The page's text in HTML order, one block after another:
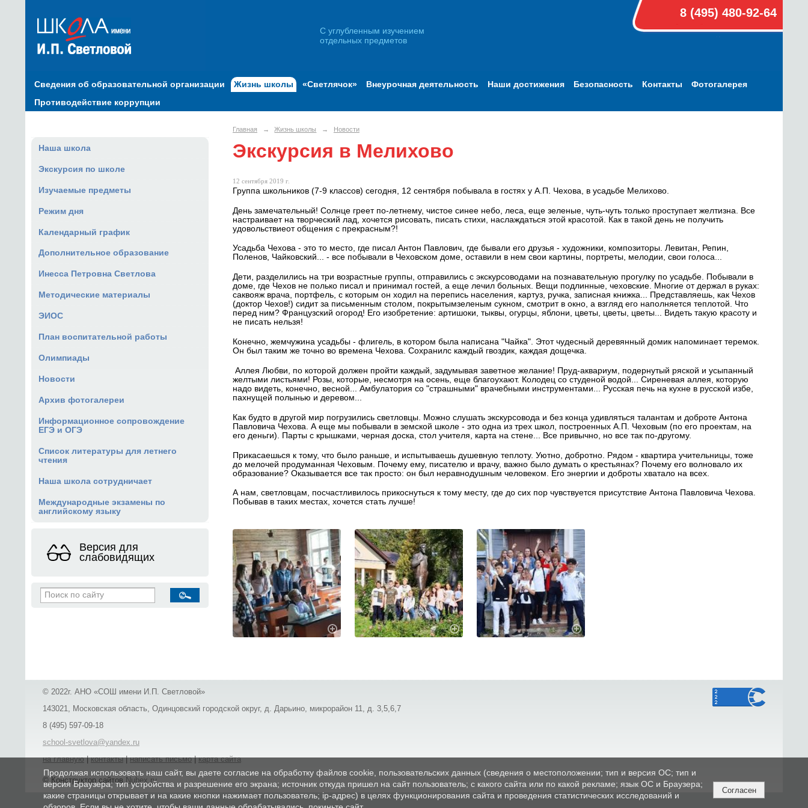
8 (495) 480-92-64
С углубленным изучением
отдельных предметов
Сведения об образовательной организации Жизнь школы «Светлячок» Внеурочная деятельность Наши достижения Безопасность Контакты
Фотогалерея
Противодействие коррупции
Наша школа
Экскурсия по школе
Изучаемые предметы
Режим дня
Календарный график
Дополнительное образование
Инесса Петровна Светлова
Методические материалы
ЭИОС
План воспитательной работы
Олимпиады
Новости
Архив фотогалереи
Информационное сопровождение
ЕГЭ и ОГЭ
Список литературы для летнего
чтения
Наша школа сотрудничает
Международные экзамены по
английскому языку
Версия для
слабовидящих
Главная → Жизнь школы → Новости
Экскурсия в Мелихово
12 сентября 2019 г.
Группа школьников (7-9 классов) сегодня, 12 сентября побывала в гостях у А.П. Чехова, в усадьбе Мелихово.
День замечательный! Солнце греет по-летнему, чистое синее небо, леса, еще зеленые, чуть-чуть только проступает желтизна. Все
настраивает на творческий лад, хочется рисовать, писать стихи, наслаждаться этой красотой. Как в такой день не получить
удовольствиеот общения с прекрасным?!
Усадьба Чехова - это то место, где писал Антон Павлович, где бывали его друзья - художники, композиторы. Левитан, Репин,
Поленов, Чайковский... - все побывали в Чеховском доме, оставили в нем свои картины, портреты, мелодии, свои голоса...
Дети, разделились на три возрастные группы, отправились с экскурсоводами на познавательную прогулку по усадьбе. Побывали в
доме, где Чехов не полько писал и принимал гостей, а еще лечил больных. Вещи подлинные, чеховские. Многие от держал в руках:
саквояж врача, портфель, с которым он ходил на перепись населения, картуз, ручка, записная книжка... Представляешь, как Чехов
(доктор Чехов!) сидит за письменным столом, покрытымзеленым сукном, смотрит в окно, а взгляд его наполняется теплотой. Что
перед ним? Французский огород! Его изобретение: артишоки, тыквы, огурцы, яблони, цветы, цветы, цветы... Видеть такую красоту и
не писать нельзя!
Конечно, жемчужина усадьбы - флигель, в котором была написана "Чайка". Этот чудесный деревянный домик напоминает теремок.
Он был таким же точно во времена Чехова. Сохранилс каждый гвоздик, каждая дощечка.
Аллея Любви, по которой должен пройти каждый, задумывая заветное желание! Пруд-аквариум, подернутый ряской и усыпанный
желтыми листьями! Розы, которые, несмотря на осень, еще благоухают. Колодец со студеной водой... Сиреневая аллея, которую
надо видеть, конечно, весной... Амбулатория со "страшными" врачебными инструментами... Русская печь на кухне в русской избе,
пахнущей полынью и деревом...
Как будто в другой мир погрузились светловцы. Можно слушать экскурсовода и без конца удивляться талантам и доброте Антона
Павловича Чехова. А еще мы побывали в земской школе - это одна из трех школ, построенных А.П. Чеховым (по его проектам, на
его деньги). Парты с крышками, черная доска, стол учителя, карта на стене... Все привычно, но все так по-другому.
Прикасаешься к тому, что было раньше, и испытываешь душевную теплоту. Уютно, добротно. Рядом - квартира учительницы, тоже
до мелочей продуманная Чеховым. Почему ему, писателю и врачу, важно было думать о крестьянах? Почему его волновало их
образование? Оказывается все так просто: он был неравнодушным человеком. Его энергии и доброты хватало на всех.
А нам, светловцам, посчастливилось прикоснуться к тому месту, где до сих пор чувствуется присутствие Антона Павловича Чехова.
Побывав в таких местах, хочется стать лучше!
© 2022г. АНО «СОШ имени И.П. Светловой»
143021, Московская область, Одинцовский городской округ, д. Дарьино, микрорайон 11, д. 3,5,6,7
8 (495) 597-09-18
school-svetlova@yandex.ru
на главную|контакты|написать письмо|карта сайта
© Конструктор сайтов Nubex.ru
Продолжая использовать наш сайт, вы даете согласие на обработку файлов cookie, пользовательских данных (сведения о местоположении; тип и версия ОС; тип и
версия Браузера; тип устройства и разрешение его экрана; источник откуда пришел на сайт пользователь; с какого сайта или по какой рекламе; язык ОС и Браузера;
какие страницы открывает и на какие кнопки нажимает пользователь; ip-адрес) в целях функционирования сайта и проведения статистических исследований и
Согласен